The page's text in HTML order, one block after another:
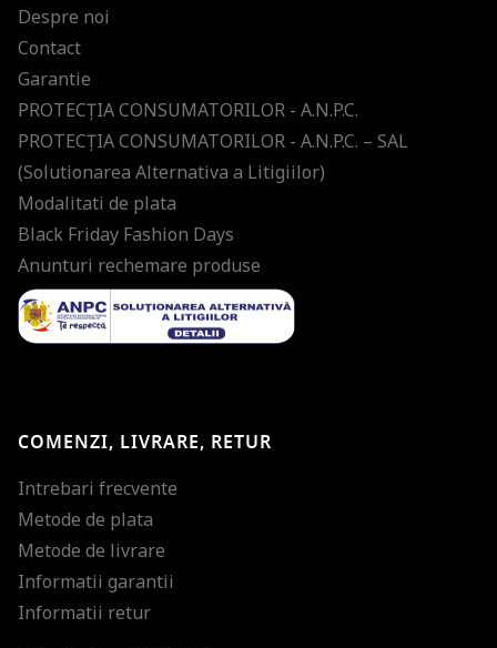
Despre noi
Contact
Garantie
PROTECŢIA CONSUMATORILOR - A.N.P.C.
PROTECŢIA CONSUMATORILOR - A.N.P.C. – SAL
(Solutionarea Alternativa a Litigiilor)
Modalitati de plata
Black Friday Fashion Days
Anunturi rechemare produse
COMENZI, LIVRARE, RETUR
Intrebari frecvente
Metode de plata
Metode de livrare
Informatii garantii
Informatii retur